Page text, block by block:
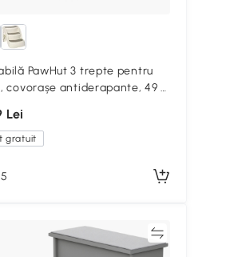
PawHut 3 trepte pentru
covorașe antiderapante, 49 x
— gri
Lei
gratuit
5
Compară